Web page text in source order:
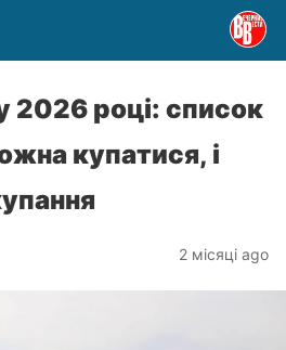
2026 році: список
купатися, і
2 місяці ago